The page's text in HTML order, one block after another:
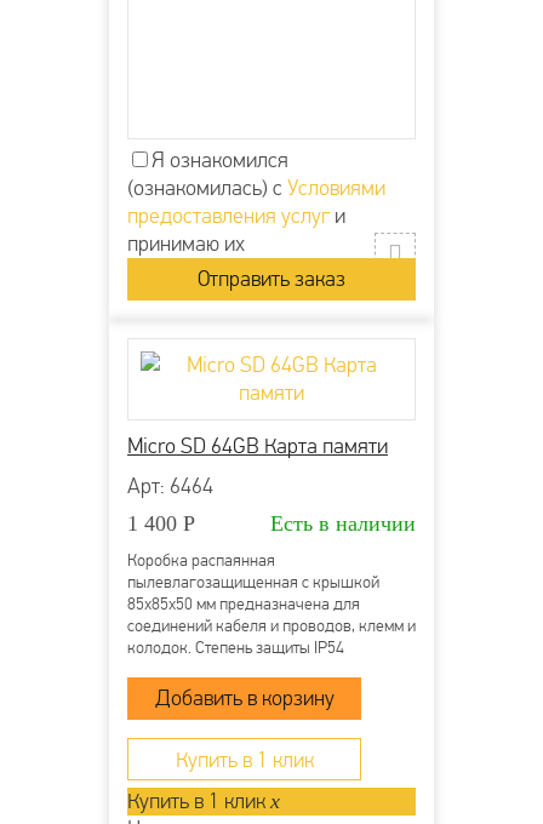
Я ознакомился
(ознакомилась) с Условиями
предоставления услуги
принимаю их
Micro SD 64GB Карта памяти
Арт: 6464
1 400 Р Есть в наличии
Коробка распаянная
пылевлагозащищенная с крышкой
85х85х50 мм предназначена для
соединений кабеля и проводов, клемм и
колодок. Степень защиты IP54
от ударов, пыли и влаги. Она
производится из прочного пластика
полипропилена и применяется для
открытой проводки....
Купить в 1 клик
Купить в 1 клик x